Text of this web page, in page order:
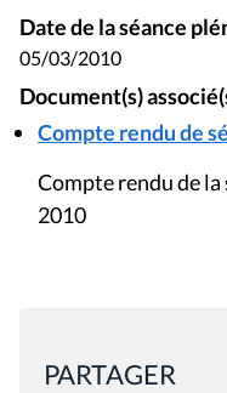
Date de la séance
05/03/2010
Document(s)
Compte rendu de
Compte rendu de la
2010
PARTAGER